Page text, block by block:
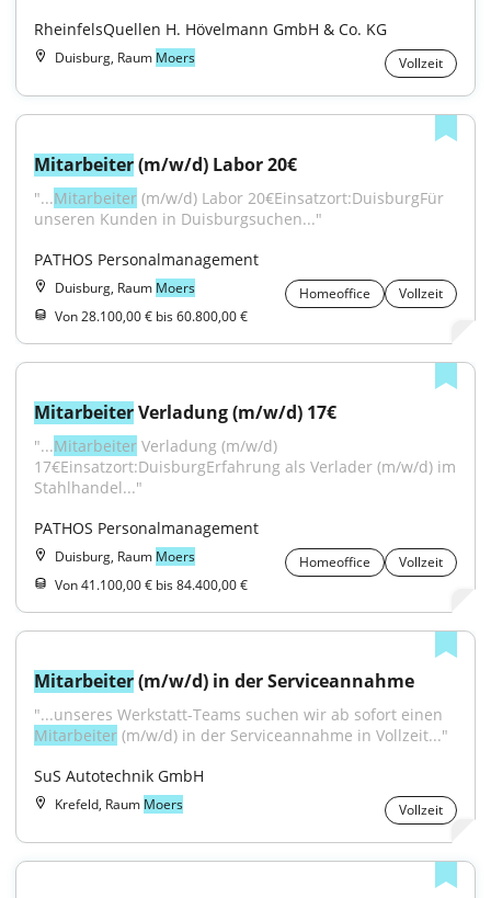
RheinfelsQuellen H. Hövelmann GmbH & Co. KG
Duisburg, Raum Moers Vollzeit
Mitarbeiter (m/w/d) Labor 20€
"...Mitarbeiter (m/w/d) Labor 20€Einsatzort:DuisburgFür
unseren Kunden in Duisburgsuchen..."
PATHOS Personalmanagement
Duisburg, Raum Moers Homeoffice
Vollzeit
Von 28.100,00 € bis 60.800,00 €
Mitarbeiter Verladung (m/w/d) 17€
"...Mitarbeiter Verladung (m/w/d)
17€Einsatzort:DuisburgErfahrung als Verlader (m/w/d) im
Stahlhandel..."
PATHOS Personalmanagement
Duisburg, Raum Moers Homeoffice
Vollzeit
Von 41.100,00 € bis 84.400,00 €
Mitarbeiter (m/w/d) in der Serviceannahme
Mitarbeiter (m/w/d) in der Serviceannahme in Vollzeit..."
SuS Autotechnik GmbH
Krefeld, Raum Moers Vollzeit